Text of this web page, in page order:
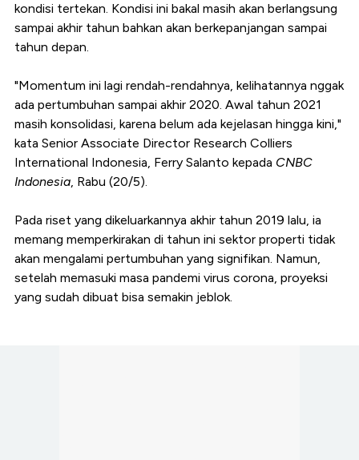
kondisi tertekan. Kondisi ini bakal masih akan berlangsung
sampai akhir tahun bahkan akan berkepanjangan sampai
tahun depan.
"Momentum ini lagi rendah-rendahnya, kelihatannya nggak
ada pertumbuhan sampai akhir 2020. Awal tahun 2021
masih konsolidasi, karena belum ada kejelasan hingga kini,"
kata Senior Associate Director Research Colliers
International Indonesia, Ferry Salanto kepada CNBC
Indonesia, Rabu (20/5).
Pada riset yang dikeluarkannya akhir tahun 2019 lalu, ia
memang memperkirakan di tahun ini sektor properti tidak
akan mengalami pertumbuhan yang signifikan. Namun,
setelah memasuki masa pandemi virus corona, proyeksi
yang sudah dibuat bisa semakin jeblok.